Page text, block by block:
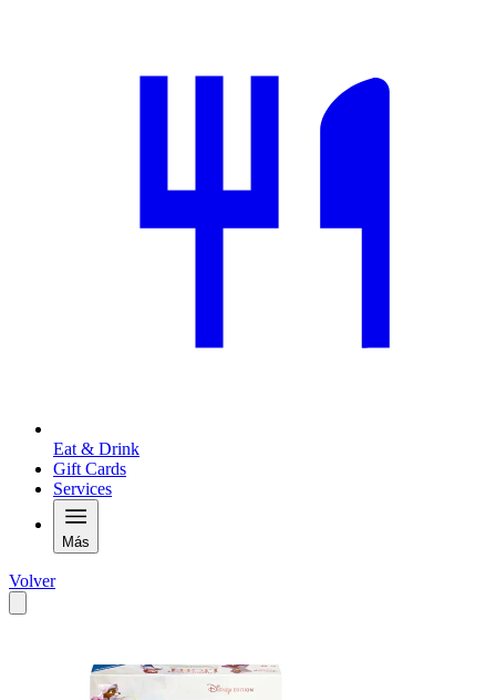
Eat & Drink
Gift Cards
Services
Más
Volver